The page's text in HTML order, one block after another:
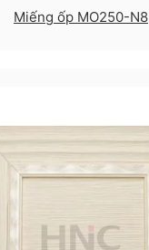
Miếng ốp MO250-N8